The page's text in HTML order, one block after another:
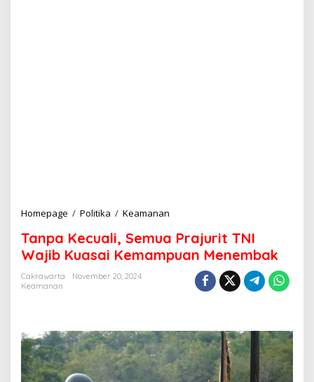
Homepage / Politika / Keamanan
n
p
a
i
,
S
Tanpa Kecuali, Semua Prajurit TNI
Wajib Kuasai Kemampuan Menembak
Cakrawarta
November 20, 2024
Keamanan